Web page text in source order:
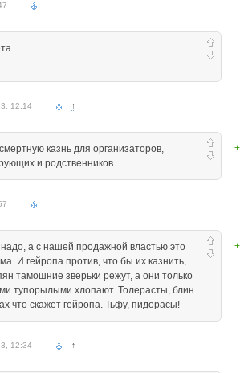
12:14 ↑
казнь для организаторов,
и родственников…
а с нашей продажной властью это
И гейропа против, что бы их казнить,
тамошние зверьки режут, а они только
тупорылыми хлопают. Толерасты, блин
что скажет гейропа. Тьфу, пидорасы!
12:34 ↑